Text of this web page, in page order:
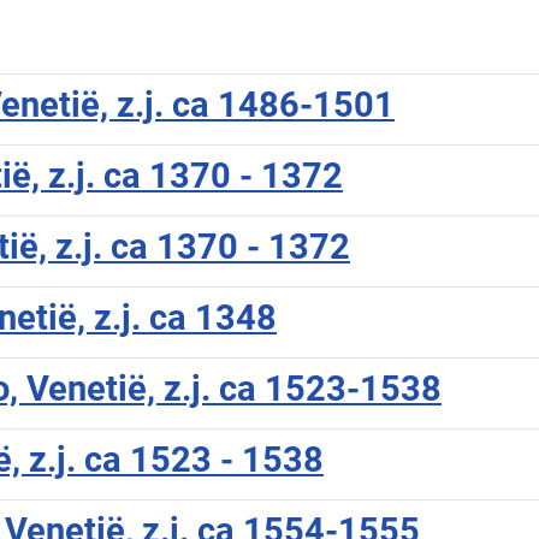
z.j. ca 1486-1501
z.j. ca 1370 - 1372
z.j. ca 1370 - 1372
z.j. ca 1348
Venetië, z.j. ca 1523-1538
z.j. ca 1523 - 1538
z.j. ca 1554-1555